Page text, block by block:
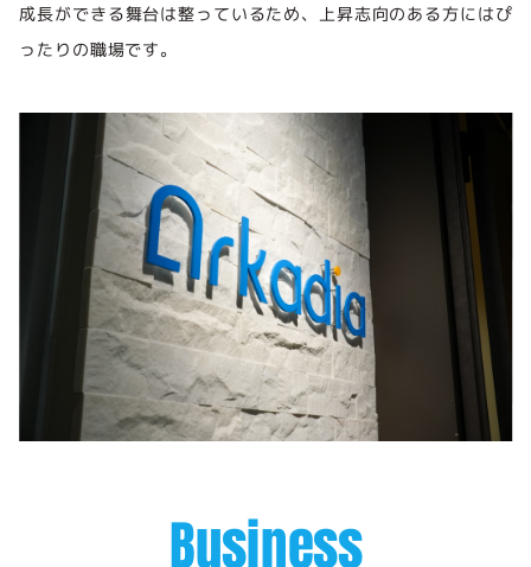
成長ができる舞台は整っているため、上昇志向のある方にはぴ
ったりの職場です。
Business